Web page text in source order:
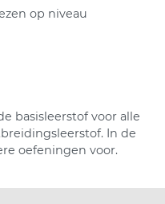
op niveau
basisleerstof voor alle
In de
oefeningen voor.